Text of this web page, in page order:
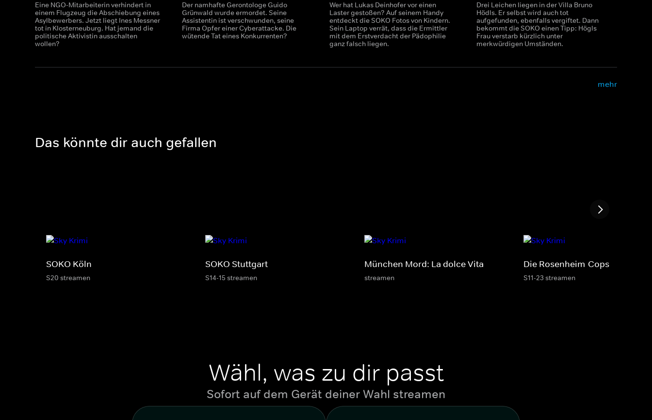
Eine NGO-Mitarbeiterin verhindert in
einem Flugzeug die Abschiebung eines
Asylbewerbers. Jetzt liegt Ines Messner
tot in Klosterneuburg. Hat jemand die
politische Aktivistin ausschalten
wollen?
Der namhafte Gerontologe Guido
Grünwald wurde ermordet. Seine
Assistentin ist verschwunden, seine
Firma Opfer einer Cyberattacke. Die
wütende Tat eines Konkurrenten?
Wer hat Lukas Deinhofer vor einen
Laster gestoßen? Auf seinem Handy
entdeckt die SOKO Fotos von Kindern.
Sein Laptop verrät, dass die Ermittler
mit dem Erstverdacht der Pädophilie
ganz falsch liegen.
Drei Leichen liegen in der Villa Bruno
Hödls. Er selbst wird auch tot
aufgefunden, ebenfalls vergiftet. Dann
bekommt die SOKO einen Tipp: Högls
Frau verstarb kürzlich unter
merkwürdigen Umständen.
mehr
Das könnte dir auch gefallen
SOKO Köln
S20 streamen
SOKO Stuttgart
S14-15 streamen
München Mord: La dolce Vita
streamen
Die Rosenheim-Cops
S11-23 streamen
Wähl, was zu dir passt
Sofort auf dem Gerät deiner Wahl streamen